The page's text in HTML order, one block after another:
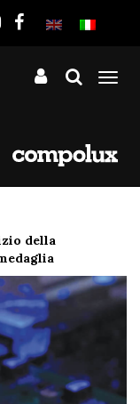
della